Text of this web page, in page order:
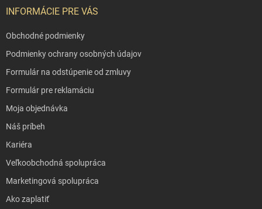
INFORMÁCIE PRE VÁS
Obchodné podmienky
Podmienky ochrany osobných údajov
Formulár na odstúpenie od zmluvy
Formulár pre reklamáciu
Moja objednávka
Náš príbeh
Kariéra
Veľkoobchodná spolupráca
Marketingová spolupráca
Ako zaplatiť